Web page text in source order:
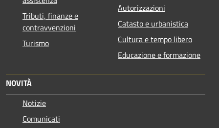
Tributi, finanze e
contravvenzioni
Turismo
Autorizzazioni
Catasto e urbanistica
Cultura e tempo libero
Educazione e formazione
NOVITÀ
Notizie
Comunicati